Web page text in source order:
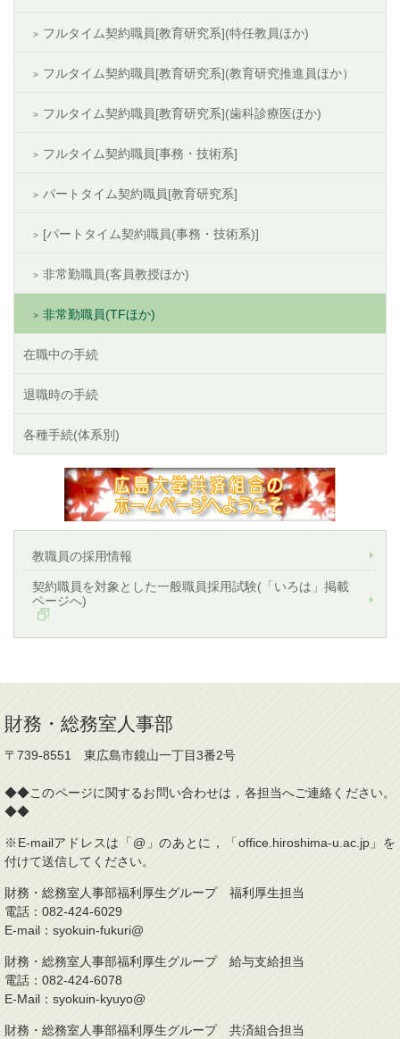
フルタイム契約職員[教育研究系](特任教員ほか)
フルタイム契約職員[教育研究系](教育研究推進員ほか）
フルタイム契約職員[教育研究系](歯科診療医ほか)
フルタイム契約職員[事務・技術系]
パートタイム契約職員[教育研究系]
[パートタイム契約職員(事務・技術系)]
非常勤職員(客員教授ほか)
非常勤職員(TFほか)
在職中の手続
退職時の手続
各種手続(体系別)
教職員の採用情報
契約職員を対象とした一般職員採用試験(「いろは」掲載
ページへ)
財務・総務室人事部
〒739-8551 東広島市鏡山一丁目3番2号
◆◆このページに関するお問い合わせは，各担当へご連絡ください。
◆◆
※E-mailアドレスは「@」のあとに，「office.hiroshima-u.ac.jp」を
付けて送信してください。
財務・総務室人事部福利厚生グループ 福利厚生担当
電話：082-424-6029
E-mail：syokuin-fukuri@
財務・総務室人事部福利厚生グループ 給与支給担当
電話：082-424-6078
E-Mail：syokuin-kyuyo@
財務・総務室人事部福利厚生グループ 共済組合担当